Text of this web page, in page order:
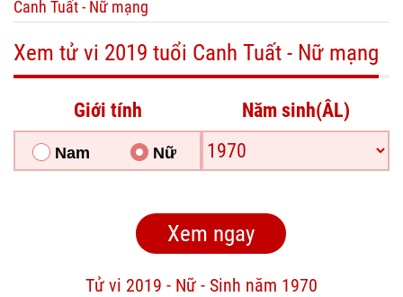
Canh Tuất - Nữ mạng
Xem tử vi 2019 tuổi Canh Tuất - Nữ mạng
Giới tính
Nam Nữ
Năm sinh(ÂL)
Tử vi 2019 - Nữ - Sinh năm 1970